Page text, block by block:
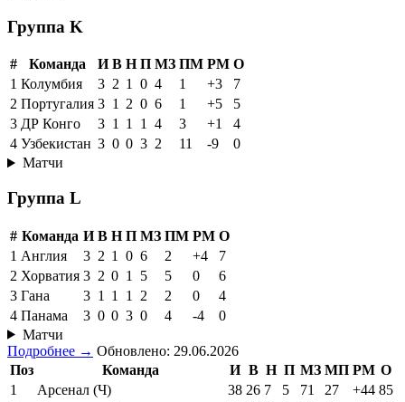
Группа K
# Команда И В Н П МЗ ПМ РМ О
1 Колумбия 3 2 1 0 4 1 +3
7
2 Португалия 3 1 2 0 6 1 +5
5
3 ДР Конго 3 1 1 1 4 3 +1
4
4 Узбекистан 3 0 0 3 2 11 -9
0
Матчи
Группа L
# Команда И В Н П МЗ ПМ РМ О
1 Англия 3 2 1 0 6 2 +4
7
2 Хорватия 3 2 0 1 5 5 0
6
3 Гана 3 1 1 1 2 2 0
4
4 Панама 3 0 0 3 0 4 -4
0
Матчи
Подробнее → Обновлено: 29.06.2026
Поз
Команда И В Н П МЗ МП РМ О
1
Арсенал (Ч) 38 26 7 5 71 27 +44 85